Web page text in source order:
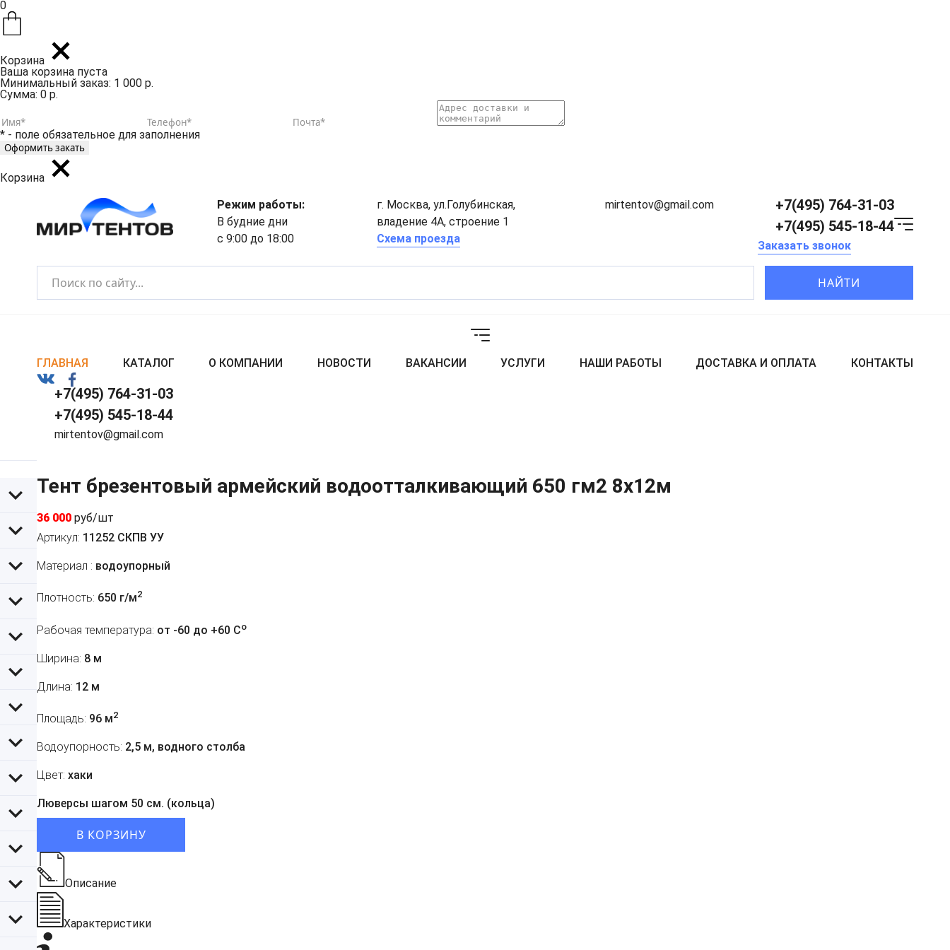
0
Корзина
Ваша корзина пуста
Минимальный заказ: 1 000 р.
Сумма: 0 р.
* - поле обязательное для заполнения
Корзина
Режим работы:
В будние дни
с 9:00 до 18:00
г. Москва, ул.Голубинская,
владение 4А, строение 1
Схема проезда
mirtentov@gmail.com
+7(495) 764-31-03
+7(495) 545-18-44
Заказать звонок
НАЙТИ
ГЛАВНАЯ КАТАЛОГ О КОМПАНИИ НОВОСТИ ВАКАНСИИ УСЛУГИ НАШИ РАБОТЫ ДОСТАВКА И ОПЛАТА КОНТАКТЫ
+7(495) 764-31-03
+7(495) 545-18-44
mirtentov@gmail.com
Тент брезентовый армейский водоотталкивающий 650 гм2 8x12м
36 000 руб/шт
Артикул: 11252 СКПВ УУ
Материал : водоупорный
Плотность: 650 г/м2
Рабочая температура: от -60 до +60 Co
Ширина: 8 м
Длина: 12 м
Площадь: 96 м2
Водоупорность: 2,5 м, водного столба
Цвет: хаки
Люверсы шагом 50 см. (кольца)
В КОРЗИНУ
Описание
Характеристики